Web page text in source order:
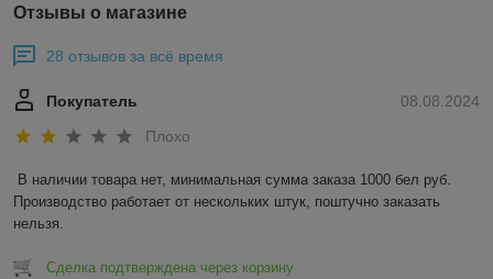
Отзывы о магазине
28 отзывов за всё время
08.08.2024
Покупатель
Плохо
В наличии товара нет, минимальная сумма заказа 1000 бел руб.
Производство работает от нескольких штук, поштучно заказать
нельзя.
Сделка подтверждена через корзину